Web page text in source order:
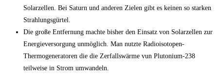
Solarzellen. Bei Saturn und anderen Zielen gibt es keinen so starken
Strahlungsgürtel.
Die große Entfernung machte bisher den Einsatz von Solarzellen zur
Energieversorgung unmöglich. Man nutzte Radioisotopen-
Thermogeneratoren die die Zerfallswärme vun Plutonium-238
teilweise in Strom umwandeln.